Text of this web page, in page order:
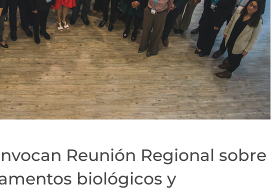
Reunión Regional sobre
biológicos y